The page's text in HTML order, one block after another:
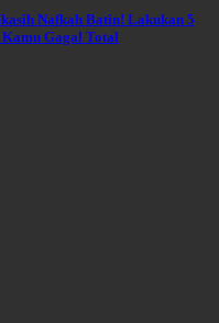
Nafkah Batin! Lakukan 5
Gagal Total